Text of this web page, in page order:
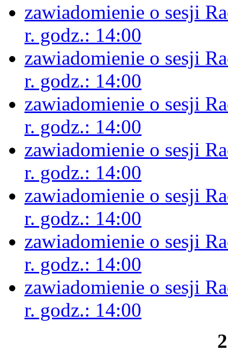
zawiadomienie o sesji
r. godz.: 14:00
zawiadomienie o sesji
r. godz.: 14:00
zawiadomienie o sesji
r. godz.: 14:00
zawiadomienie o sesji
r. godz.: 14:00
zawiadomienie o sesji
r. godz.: 14:00
zawiadomienie o sesji
r. godz.: 14:00
zawiadomienie o sesji
r. godz.: 14:00